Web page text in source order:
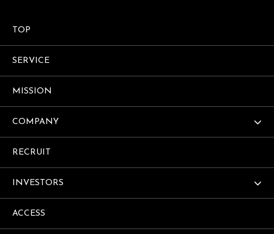
TOP
SERVICE
MISSION
COMPANY
RECRUIT
INVESTORS
ACCESS